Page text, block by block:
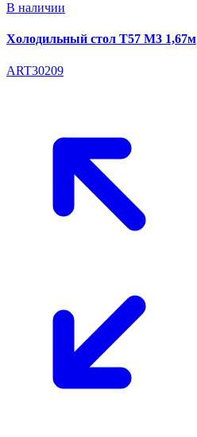
В наличии
Холодильный стол T57 M3 1,67м
ART30209